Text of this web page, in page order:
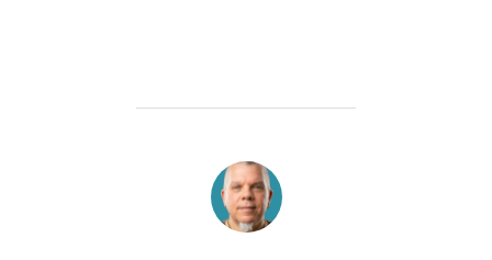
BEITRAGSAUTOR